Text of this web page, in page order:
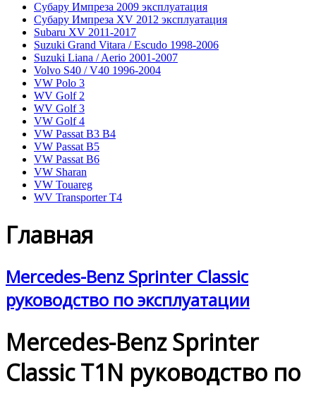
Субару Импреза 2009 эксплуатация
Субару Импреза XV 2012 эксплуатация
Subaru XV 2011-2017
Suzuki Grand Vitara / Escudo 1998-2006
Suzuki Liana / Aerio 2001-2007
Volvo S40 / V40 1996-2004
VW Polo 3
WV Golf 2
WV Golf 3
VW Golf 4
VW Passat B3 B4
VW Passat B5
VW Passat B6
VW Sharan
VW Touareg
WV Transporter T4
Главная
Mercedes-Benz Sprinter Classic
руководство по эксплуатации
Mercedes-Benz Sprinter
Classic T1N руководство по